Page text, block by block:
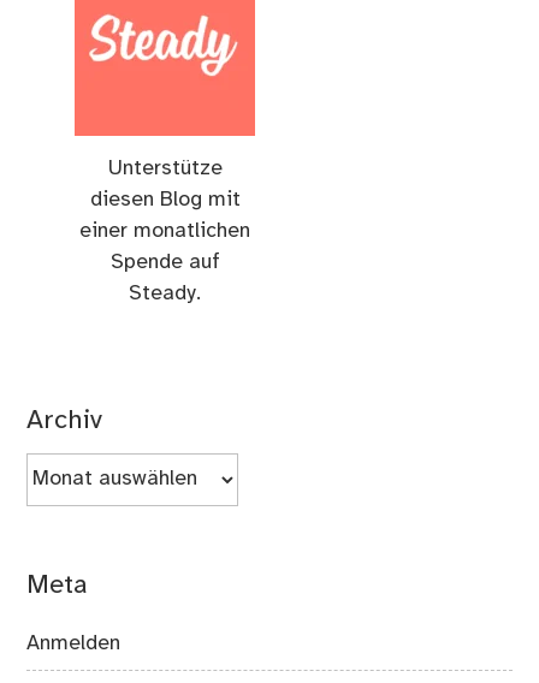
Unterstütze
diesen Blog mit
einer monatlichen
Spende auf
Steady.
Archiv
Archiv
Meta
Anmelden